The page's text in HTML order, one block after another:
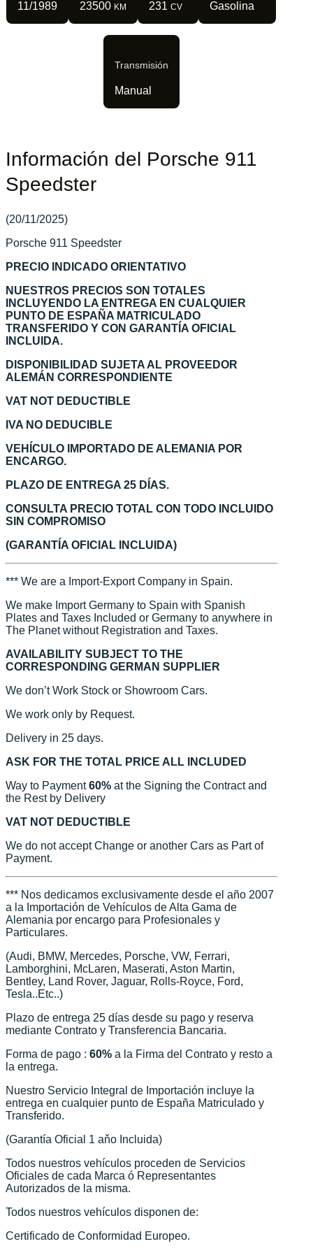
11/1989 23500 KM 231CV Gasolina
Transmisión
Manual
Información del Porsche 911
Speedster
(20/11/2025)
Porsche 911 Speedster
PRECIO INDICADO ORIENTATIVO
NUESTROS PRECIOS SON TOTALES
INCLUYENDO LA ENTREGA EN CUALQUIER
PUNTO DE ESPAÑA MATRICULADO
TRANSFERIDO Y CON GARANTÍA OFICIAL
INCLUIDA.
DISPONIBILIDAD SUJETA AL PROVEEDOR
ALEMÁN CORRESPONDIENTE
VAT NOT DEDUCTIBLE
IVA NO DEDUCIBLE
VEHÍCULO IMPORTADO DE ALEMANIA POR
ENCARGO.
PLAZO DE ENTREGA 25 DÍAS.
CONSULTA PRECIO TOTAL CON TODO INCLUIDO
SIN COMPROMISO
(GARANTÍA OFICIAL INCLUIDA)
*** We are a Import-Export Company in Spain.
We make Import Germany to Spain with Spanish
Plates and Taxes Included or Germany to anywhere in
The Planet without Registration and Taxes.
AVAILABILITY SUBJECT TO THE
CORRESPONDING GERMAN SUPPLIER
We don’t Work Stock or Showroom Cars.
We work only by Request.
Delivery in 25 days.
ASK FOR THE TOTAL PRICE ALL INCLUDED
Way to Payment60% at the Signing the Contract and
the Rest by Delivery
VAT NOT DEDUCTIBLE
We do not accept Change or another Cars as Part of
Payment.
*** Nos dedicamos exclusivamente desde el año 2007
a la Importación de Vehículos de Alta Gama de
Alemania por encargo para Profesionales y
Particulares.
(Audi, BMW, Mercedes, Porsche, VW, Ferrari,
Lamborghini, McLaren, Maserati, Aston Martin,
Bentley, Land Rover, Jaguar, Rolls-Royce, Ford,
Tesla..Etc..)
Plazo de entrega 25 días desde su pago y reserva
mediante Contrato y Transferencia Bancaria.
Forma de pago : 60% a la Firma del Contrato y resto a
la entrega.
Nuestro Servicio Integral de Importación incluye la
entrega en cualquier punto de España Matriculado y
Transferido.
(Garantía Oficial 1 aňo Incluida)
Todos nuestros vehículos proceden de Servicios
Oficiales de cada Marca ó Representantes
Autorizados de la misma.
Todos nuestros vehículos disponen de:
Certificado de Conformidad Europeo.